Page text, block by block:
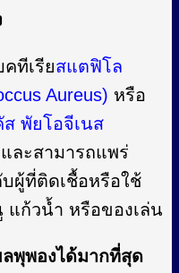
ทีเรียสแตฟิโล
Aureus) หรือ
พัยโอจีเนส
และสามารถแพร่
ผู้ที่ติดเชื้อหรือใช้
ก้วน้ำ หรือของเล่น
ลพุพองได้มากที่สุด